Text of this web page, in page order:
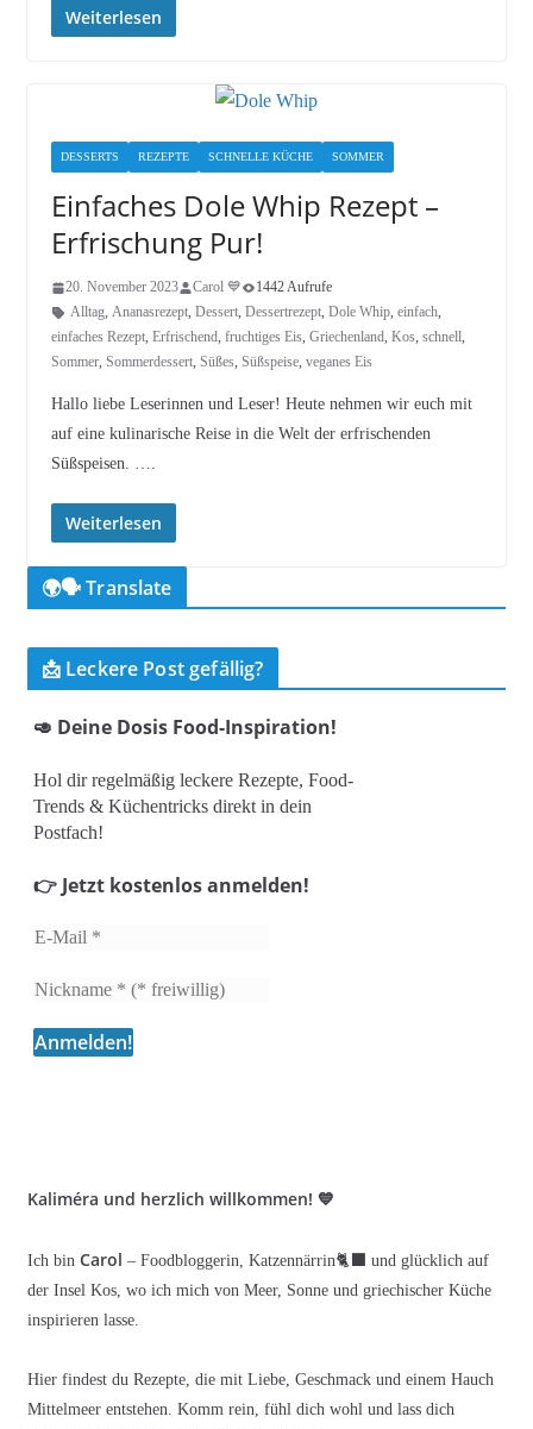
Weiterlesen
DESSERTS REZEPTE SCHNELLE KÜCHE SOMMER
Einfaches Dole Whip Rezept –
Erfrischung Pur!
20. November 2023 Carol 💙
1442 Aufrufe
Alltag, Ananasrezept, Dessert, Dessertrezept, Dole Whip, einfach,
einfaches Rezept, Erfrischend, fruchtiges Eis, Griechenland, Kos, schnell,
Sommer, Sommerdessert, Süßes, Süßspeise, veganes Eis
Hallo liebe Leserinnen und Leser! Heute nehmen wir euch mit
auf eine kulinarische Reise in die Welt der erfrischenden
Süßspeisen. ….
Weiterlesen
🌍🗣️ Translate
📩 Leckere Post gefällig?
🥑 Deine Dosis Food-Inspiration!
Hol dir regelmäßig leckere Rezepte, Food-
Trends & Küchentricks direkt in dein
Postfach!
👉 Jetzt kostenlos anmelden!
Kaliméra und herzlich willkommen! 💙
Ich bin Carol – Foodbloggerin, Katzennärrin🐈‍⬛ und glücklich auf
der Insel Kos, wo ich mich von Meer, Sonne und griechischer Küche
inspirieren lasse.
Hier findest du Rezepte, die mit Liebe, Geschmack und einem Hauch
Mittelmeer entstehen. Komm rein, fühl dich wohl und lass dich